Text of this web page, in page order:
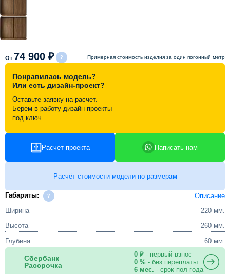
Видеоотзывы
Контакты
От 74 900 ₽ Примерная стоимость изделия за один погонный метр
Понравилась модель?
Или есть дизайн-проект?
Оставьте заявку на расчет.
Берем в работу дизайн-проекты
под ключ.
Расчет проекта Написать нам
Расчёт стоимости модели по размерам
Габариты:
Описание
Ширина
220 мм.
Высота
260 мм.
Глубина
60 мм.
Сбербанк
Рассрочка
0 ₽- первый взнос
0 %- без переплаты
6 мес. - срок пол года